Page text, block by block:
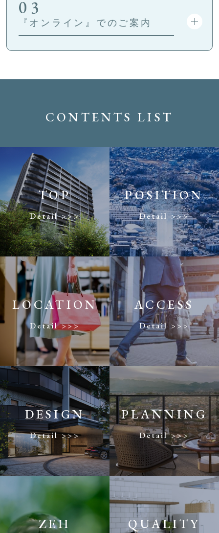
03
『オンライン』でのご案内
CONTENTS LIST
TOP
Detail >>>
POSITION
Detail >>>
LOCATION
Detail >>>
ACCESS
Detail >>>
DESIGN
Detail >>>
PLANNING
Detail >>>
ZEH QUALITY